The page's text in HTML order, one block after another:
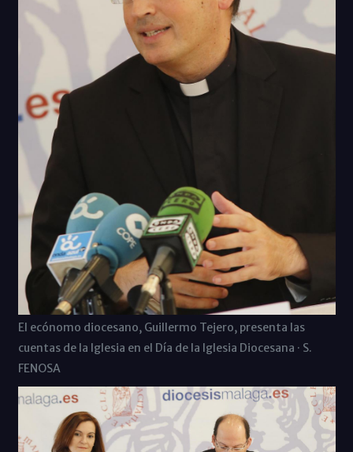
El ecónomo diocesano, Guillermo Tejero, presenta las
cuentas de la Iglesia en el Día de la Iglesia Diocesana · S.
FENOSA